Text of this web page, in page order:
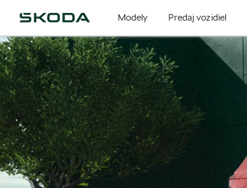
Modely Predaj vozidiel